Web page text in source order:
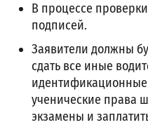
В процессе
подписей.
Заявители должны
сдать все иные
ученические права
экзамены и